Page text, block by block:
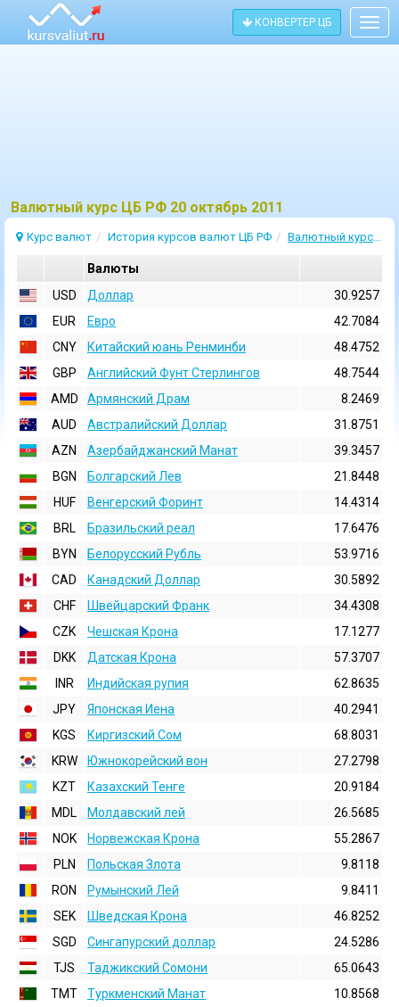
КОНВЕРТЕР ЦБ
Bалютный курс ЦБ РФ 20 октябрь 2011
Курс валют История курсов валют ЦБ РФ Валютный курс 20 Октябрь 2011
Валюты
USD
Доллар
30.9257
EUR
Евро
42.7084
CNY
Китайский юань Ренминби
48.4752
GBP
Английский Фунт Стерлингов
48.7544
AMD
Армянский Драм
8.2469
AUD
Австралийский Доллар
31.8751
AZN
Азербайджанский Манат
39.3457
BGN
Болгарский Лев
21.8448
HUF
Венгерский Форинт
14.4314
BRL
Бразильский реал
17.6476
BYN
Белорусский Рубль
53.9716
CAD
Канадский Доллар
30.5892
CHF
Швейцарский Франк
34.4308
CZK
Чешская Крона
17.1277
DKK
Датская Крона
57.3707
INR
Индийская pупия
62.8635
JPY
Японская Иена
40.2941
KGS
Киргизский Сом
68.8031
KRW
Южнокорейский вон
27.2798
KZT
Казахский Тенге
20.9184
MDL
Молдавский лей
26.5685
NOK
Норвежская Крона
55.2867
PLN
Польская Злота
9.8118
RON
Румынский Лей
9.8411
SEK
Шведская Крона
46.8252
SGD
Сингапурский доллар
24.5286
TJS
Таджикский Сомони
65.0643
TMT
Туркменский Манат
10.8568